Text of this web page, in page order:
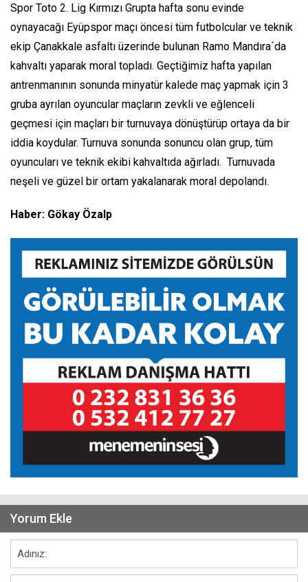
Spor Toto 2. Lig Kırmızı Grupta hafta sonu evinde
oynayacağı Eyüpspor maçı öncesi tüm futbolcular ve teknik
ekip Çanakkale asfaltı üzerinde bulunan Ramo Mandıra´da
kahvaltı yaparak moral topladı. Geçtiğimiz hafta yapılan
antrenmanının sonunda minyatür kalede maç yapmak için 3
gruba ayrılan oyuncular maçların zevkli ve eğlenceli
geçmesi için maçları bir turnuvaya dönüştürüp ortaya da bir
iddia koydular. Turnuva sonunda sonuncu olan grup, tüm
oyuncuları ve teknik ekibi kahvaltıda ağırladı. Turnuvada
neşeli ve güzel bir ortam yakalanarak moral depolandı.
Haber: Gökay Özalp
Yorum Ekle